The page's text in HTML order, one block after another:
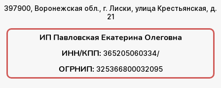
397900, Воронежская обл., г. Лиски, улица Крестьянская, д.
21
ИП Павловская Екатерина Олеговна
ИНН/КПП: 365205060334/
ОГРНИП: 325366800032095